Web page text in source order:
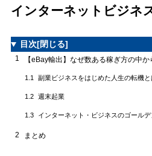
インターネットビジネ
目次[閉じる]
1 【eBay輸出】なぜ数ある稼ぎ方の中
1.1 副業ビジネスをはじめた人生の転機と
1.2 週末起業
1.3 インターネット・ビジネスのゴール
2 まとめ